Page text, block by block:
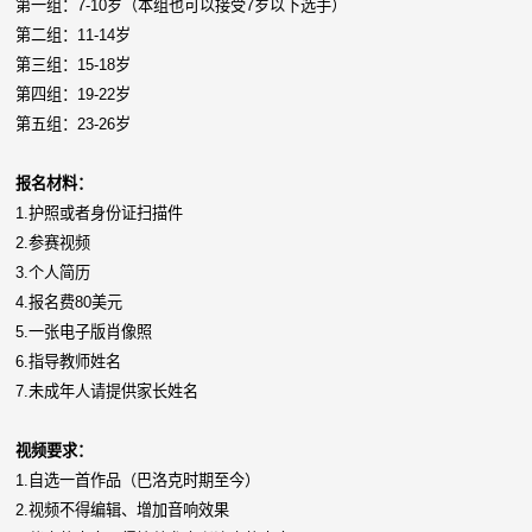
第一组：7-10岁（本组也可以接受7岁以下选手）
第二组：11-14岁
第三组：15-18岁
第四组：19-22岁
第五组：23-26岁
报名材料：
1.护照或者身份证扫描件
2.参赛视频
3.个人简历
4.报名费80美元
5.一张电子版肖像照
6.指导教师姓名
7.未成年人请提供家长姓名
视频要求：
1.自选一首作品（巴洛克时期至今）
2.视频不得编辑、增加音响效果